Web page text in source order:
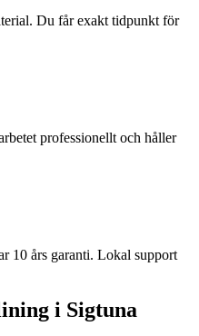
Du får exakt tidpunkt för
professionellt och håller
10 års garanti. Lokal support
i Sigtuna